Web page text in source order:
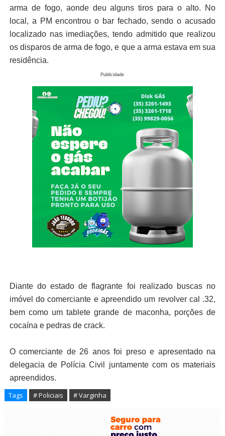
arma de fogo, aonde deu alguns tiros para o alto. No
local, a PM encontrou o bar fechado, sendo o acusado
localizado nas imediações, tendo admitido que realizou
os disparos de arma de fogo, e que a arma estava em sua
residência.
Publicidade
Diante do estado de flagrante foi realizado buscas no
imóvel do comerciante e apreendido um revolver cal .32,
bem como um tablete grande de maconha, porções de
cocaína e pedras de crack.
O comerciante de 26 anos foi preso e apresentado na
delegacia de Polícia Civil juntamente com os materiais
apreendidos.
Tags # Policiais # Varginha